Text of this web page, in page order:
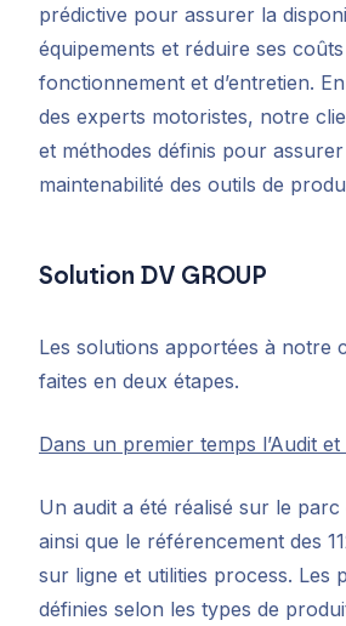
prédictive pour assurer la
équipements et réduire ses
fonctionnement et d’entretien.
des experts motoristes, notre
et méthodes définis pour
maintenabilité des outils de
Solution DV GROUP
Les solutions apportées à notre
faites en deux étapes.
Dans un premier temps l’Audit
Un audit a été réalisé sur le parc
ainsi que le référencement des
sur ligne et utilities process. Les
définies selon les types de